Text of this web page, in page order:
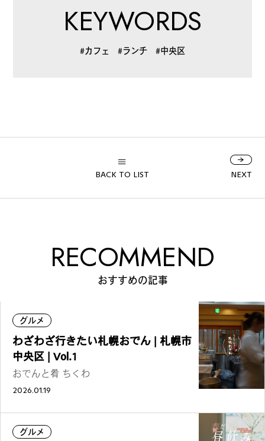
JOIN US !
い内容など何でも話そう。
KEYWORDS
#カフェ #ランチ #中央区
BACK TO LIST NEXT
RECOMMEND
おすすめの記事
グルメ
わざわざ行きたい札幌おでん | 札幌市
中央区 | Vol.1
おでんと肴 ちくわ
2026.01.19
グルメ